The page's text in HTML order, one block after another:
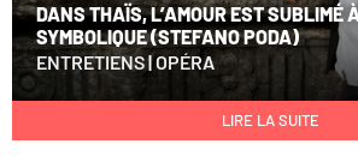
DANS THAÏS, L’AMOUR EST SUBLIMÉ
SYMBOLIQUE (STEFANO PODA)
ENTRETIENS|OPÉRA
LIRE LA SUITE